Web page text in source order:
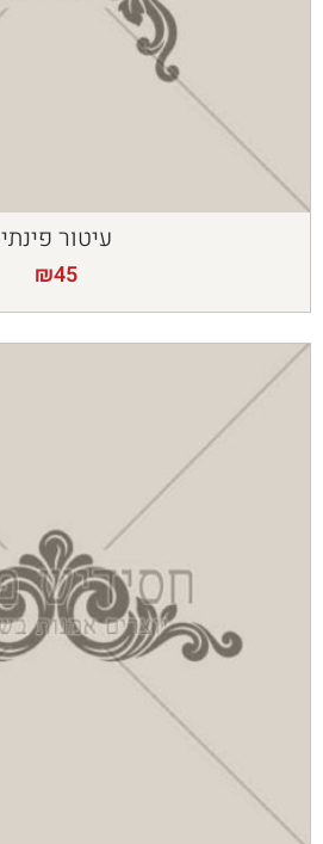
עיטור פינתי
₪45